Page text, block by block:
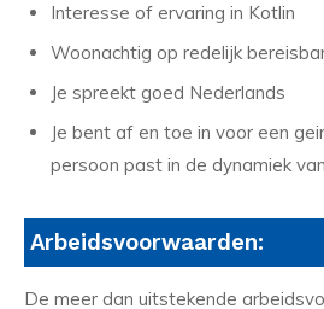
Interesse of ervaring in Kotlin
Woonachtig op redelijk
Je spreekt goed Nederlands
Je bent af en toe in voor een
persoon past in de dynamiek
Arbeidsvoorwaarden:
De meer dan uitstekende